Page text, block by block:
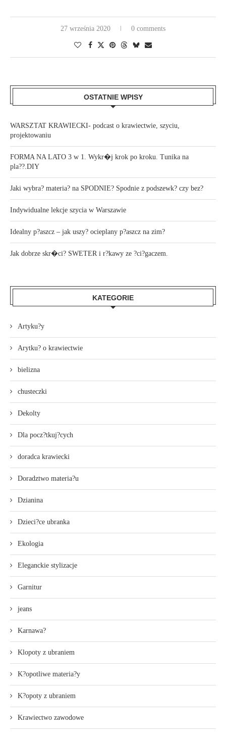
27 września 2020 0 comments
OSTATNIE WPISY
WARSZTAT KRAWIECKI- podcast o krawiectwie, szyciu,
projektowaniu
FORMA NA LATO 3 w 1. Wykr�j krok po kroku. Tunika na
pla??.DIY
Jaki wybra? materia? na SPODNIE? Spodnie z podszewk? czy bez?
Indywidualne lekcje szycia w Warszawie
Idealny p?aszcz – jak uszy? ocieplany p?aszcz na zim?
Jak dobrze skr�ci? SWETER i r?kawy ze ?ci?gaczem.
KATEGORIE
Artyku?y
Arytku? o krawiectwie
bielizna
chusteczki
Dekolty
Dla pocz?tkuj?cych
doradca krawiecki
Doradztwo materia?u
Dzianina
Dzieci?ce ubranka
Ekologia
Eleganckie stylizacje
Garnitur
jeans
Karnawa?
Klopoty z ubraniem
K?opotliwe materia?y
K?opoty z ubraniem
Krawiectwo zawodowe